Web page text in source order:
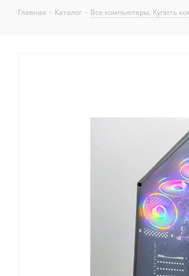
Главная - Каталог - Все компьютеры. Купить